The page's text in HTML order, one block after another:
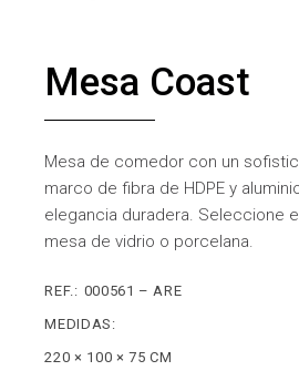
Mesa Coast
Mesa de comedor con un
marco de fibra de HDPE y
elegancia duradera. Seleccione
mesa de vidrio o porcelana.
REF.: 000561 – ARE
MEDIDAS:
220 × 100 × 75 CM